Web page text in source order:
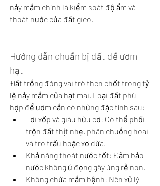
nảy mầm chính là kiểm soát độ ẩm và
thoát nước của đất gieo.
Hướng dẫn chuẩn bị đất để ươm
hạt
Đất trồng đóng vai trò then chốt trong tỷ
lệ nảy mầm của hạt mai. Loại đất phù
hợp để ươm cần có những đặc tính sau:
Tơi xốp và giàu hữu cơ: Có thể phối
trộn đất thịt nhẹ, phân chuồng hoai
và tro trấu hoặc xơ dừa.
Khả năng thoát nước tốt: Đảm bảo
nước không ứ đọng gây úng rễ non.
Không chứa mầm bệnh: Nên xử lý